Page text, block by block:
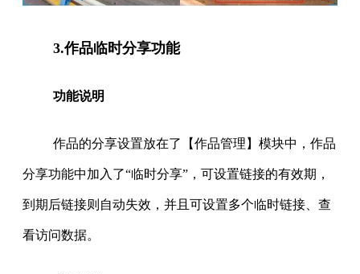
3.作品临时分享功能
功能说明
作品的分享设置放在了【作品管理】模块中，作品
分享功能中加入了“临时分享”，可设置链接的有效期，
到期后链接则自动失效，并且可设置多个临时链接、查
看访问数据。